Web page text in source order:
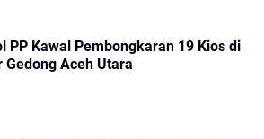
PP Kawal Pembongkaran 19 Kios di
Gedong Aceh Utara